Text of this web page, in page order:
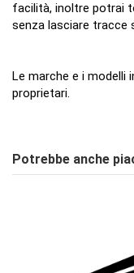
facilità, inoltre potrai
senza lasciare tracce
Le marche e i modelli
proprietari.
Potrebbe anche